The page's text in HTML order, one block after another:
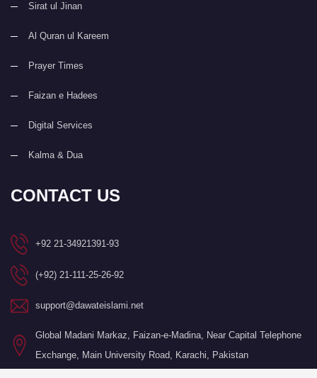
Sirat ul Jinan
Al Quran ul Kareem
Prayer Times
Faizan e Hadees
Digital Services
Kalma & Dua
CONTACT US
+92 21-34921391-93
(+92) 21-111-25-26-92
support@dawateislami.net
Global Madani Markaz, Faizan-e-Madina, Near Capital Telephone
Exchange, Main University Road, Karachi, Pakistan